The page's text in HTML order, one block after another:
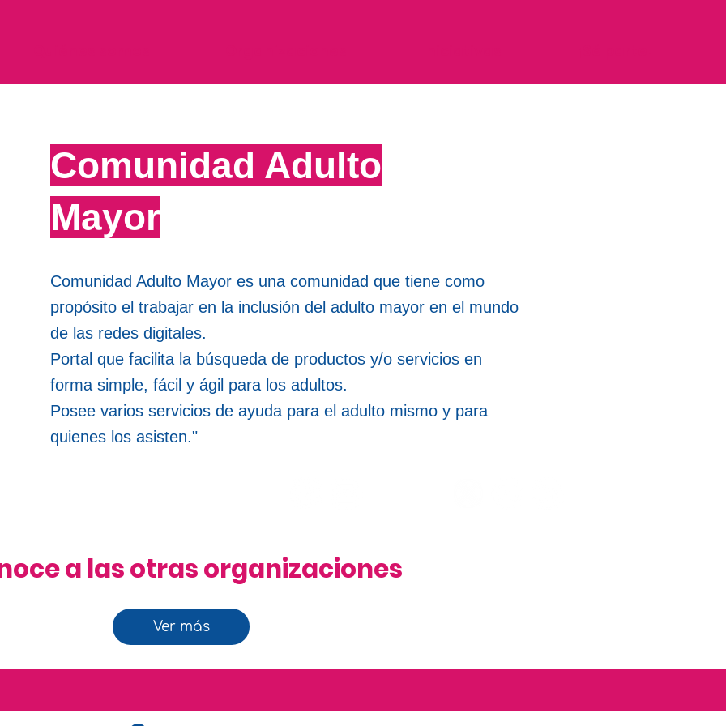
Comunidad Adulto
Mayor
Comunidad Adulto Mayor es una comunidad que tiene como
propósito el trabajar en la inclusión del adulto mayor en el mundo
de las redes digitales.
Portal que facilita la búsqueda de productos y/o servicios en
forma simple, fácil y ágil para los adultos.
Posee varios servicios de ayuda para el adulto mismo y para
quienes los asisten."
a las otras organizaciones
Ver más